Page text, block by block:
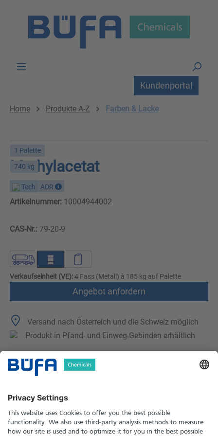
Kundenportal
Home Produkte A-Z Farben & Lacke
1 Palette
740 kg
Methylacetat
Tech ADR
Artikelnummer: 10004944002
CAS-Nr.: 79-20-9
Verkaufseinheit (VE):4 Fass (Metall) à 185 kg auf Palette
Angebot anfordern
Versand nach Österreich und die Schweiz möglich
Produkt in Pfand- und Einweg-Gebinden erhältlich
Technische Merkmale
Sicherheitshinweise